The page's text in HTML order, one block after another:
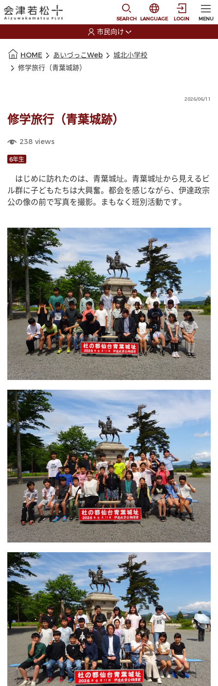
SEARCH
選択すると言語の切
LANGUAGE LOGIN MENU
市民向け
HOME あいづっこWeb
城北小学校
修学旅行（青葉城跡）
2026/06/11
修学旅行（青葉城跡）
238 views
6年生
はじめに訪れたのは、青葉城址。青葉城址から見えるビ
ル群に子どもたちは大興奮。都会を感じながら、伊達政宗
公の像の前で写真を撮影。まもなく班別活動です。